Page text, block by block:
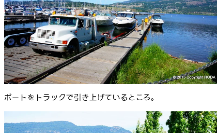
ボートをトラックで引き上げているところ。